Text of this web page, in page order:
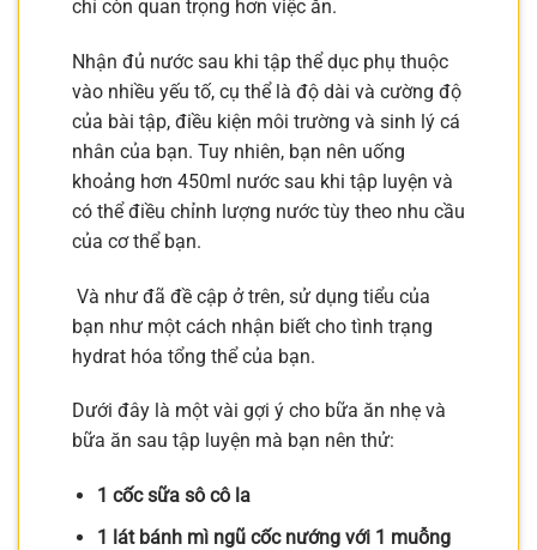
chí còn quan trọng hơn việc ăn.
Nhận đủ nước sau khi tập thể dục phụ thuộc
vào nhiều yếu tố, cụ thể là độ dài và cường độ
của bài tập, điều kiện môi trường và sinh lý cá
nhân của bạn. Tuy nhiên, bạn nên uống
khoảng hơn 450ml nước sau khi tập luyện và
có thể điều chỉnh lượng nước tùy theo nhu cầu
của cơ thể bạn.
Và như đã đề cập ở trên, sử dụng tiểu của
bạn như một cách nhận biết cho tình trạng
hydrat hóa tổng thể của bạn.
Dưới đây là một vài gợi ý cho bữa ăn nhẹ và
bữa ăn sau tập luyện mà bạn nên thử:
1 cốc sữa sô cô la
1 lát bánh mì ngũ cốc nướng với 1 muỗng